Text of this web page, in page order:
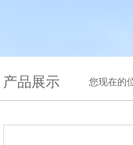
产品展示 您现在的